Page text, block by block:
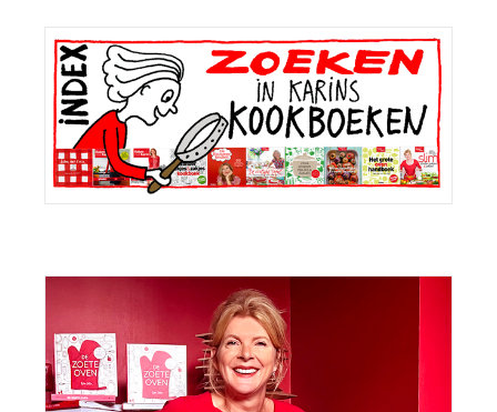
Primaire
Sidebar